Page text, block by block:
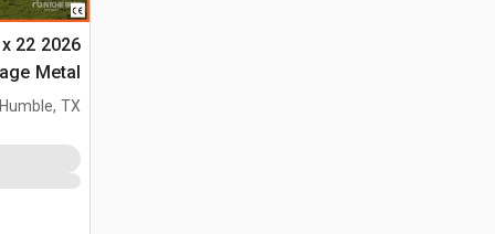
x 22
التخزين (Unused)
TX